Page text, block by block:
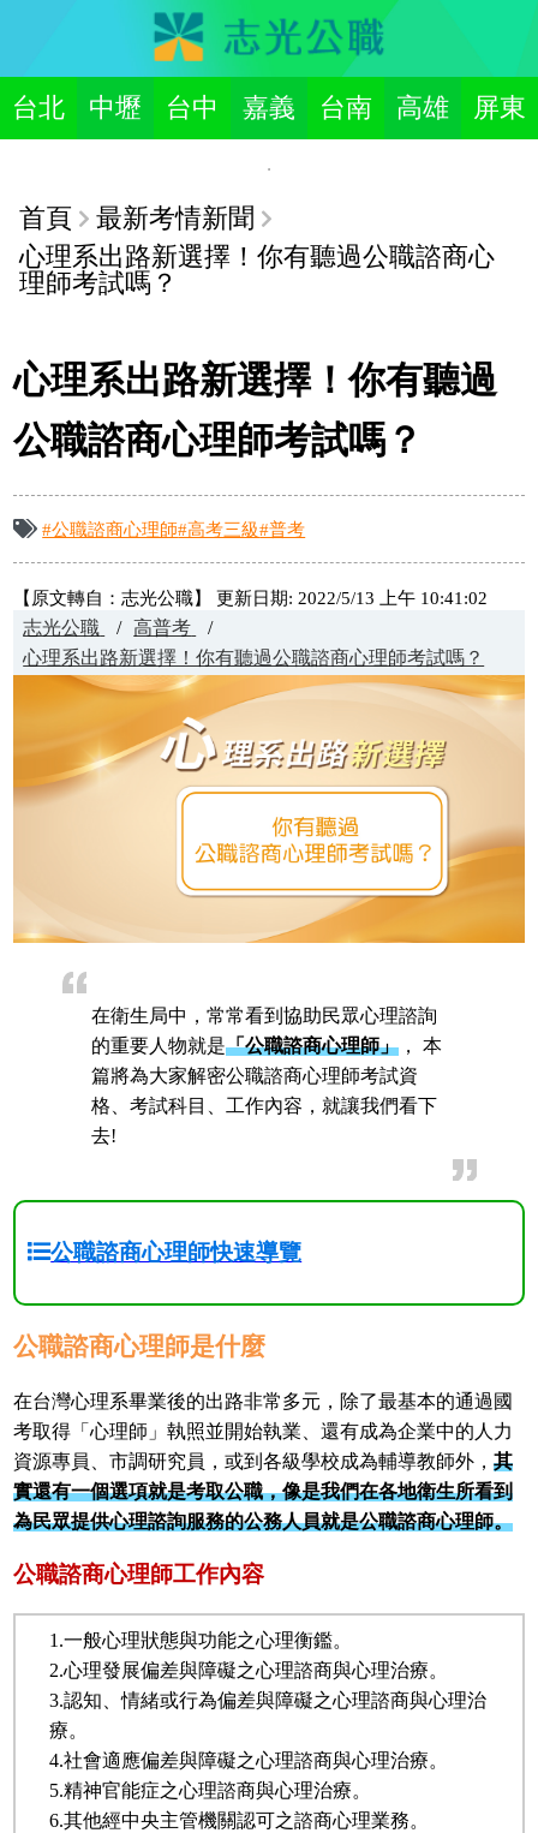
台北 中壢 台中 嘉義 台南 高雄 屏東
首頁
最新考情新聞
心理系出路新選擇！你有聽過公職諮商心
理師考試嗎？
心理系出路新選擇！你有聽過
公職諮商心理師考試嗎？
#公職諮商心理師#高考三級#普考
【原文轉自：志光公職】 更新日期: 2022/5/13 上午 10:41:02
志光公職
高普考
心理系出路新選擇！你有聽過公職諮商心理師考試嗎？
在衛生局中，常常看到協助民眾心理諮詢
的重要人物就是「公職諮商心理師」 ， 本
篇將為大家解密公職諮商心理師考試資
格、考試科目、工作內容，就讓我們看下
去!
公職諮商心理師快速導覽
公職諮商心理師是什麼
在台灣心理系畢業後的出路非常多元，除了最基本的通過國
考取得「心理師」執照並開始執業、還有成為企業中的人力
資源專員、市調研究員，或到各級學校成為輔導教師外，其
實還有一個選項就是考取公職，像是我們在各地衛生所看到
為民眾提供心理諮詢服務的公務人員就是公職諮商心理師。
公職諮商心理師工作內容
1.一般心理狀態與功能之心理衡鑑。
2.心理發展偏差與障礙之心理諮商與心理治療。
3.認知、情緒或行為偏差與障礙之心理諮商與心理治
療。
4.社會適應偏差與障礙之心理諮商與心理治療。
5.精神官能症之心理諮商與心理治療。
6.其他經中央主管機關認可之諮商心理業務。